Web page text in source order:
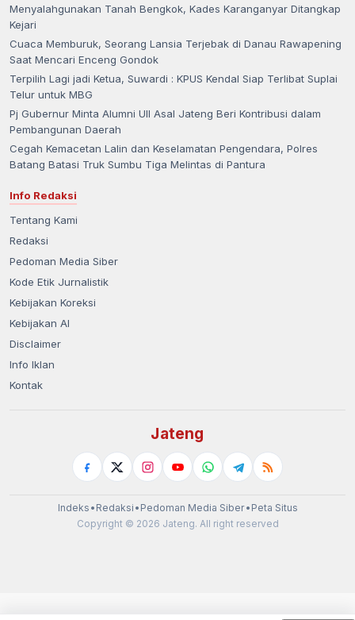
Menyalahgunakan Tanah Bengkok, Kades Karanganyar Ditangkap
Kejari
Cuaca Memburuk, Seorang Lansia Terjebak di Danau Rawapening
Saat Mencari Enceng Gondok
Terpilih Lagi jadi Ketua, Suwardi : KPUS Kendal Siap Terlibat Suplai
Telur untuk MBG
Pj Gubernur Minta Alumni UII Asal Jateng Beri Kontribusi dalam
Pembangunan Daerah
Cegah Kemacetan Lalin dan Keselamatan Pengendara, Polres
Batang Batasi Truk Sumbu Tiga Melintas di Pantura
Info Redaksi
Tentang Kami
Redaksi
Pedoman Media Siber
Kode Etik Jurnalistik
Kebijakan Koreksi
Kebijakan AI
Disclaimer
Info Iklan
Kontak
Jateng
Indeks • Redaksi • Pedoman Media Siber• Peta Situs
Copyright © 2026 Jateng. All right reserved